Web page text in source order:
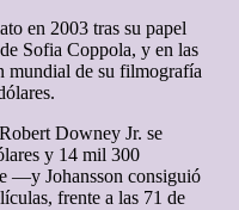
en 2003 tras su papel
Sofia Coppola, y en las
mundial de su filmografía
Downey Jr. se
y 14 mil 300
—y Johansson consiguió
frente a las 71 de